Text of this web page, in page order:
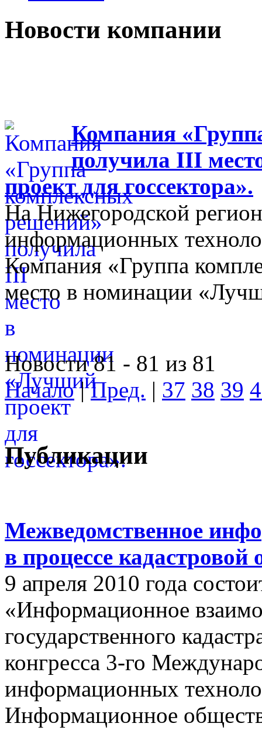
Новости компании
Компания
получила III
проект для госсектора».
На Нижегородской
информационных
Компания «Группа
место в номинации
Новости 81 - 81 из 81
Начало|Пред. | 37 38 39
Публикации
Межведомственное
в процессе
9 апреля 2010 года
«Информационное
государственного
конгресса 3-го
информационных
Информационное